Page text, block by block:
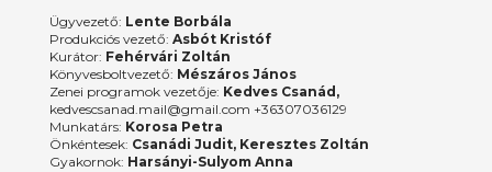
Ügyvezető: Lente Borbála
Produkciós vezető: Asbót Kristóf
Kurátor: Fehérvári Zoltán
Könyvesboltvezető: Mészáros János
Zenei programok vezetője: Kedves Csanád,
kedvescsanad.mail@gmail.com +36307036129
Munkatárs: Korosa Petra
Önkéntesek: Csanádi Judit, Keresztes Zoltán
Gyakornok: Harsányi-Sulyom Anna